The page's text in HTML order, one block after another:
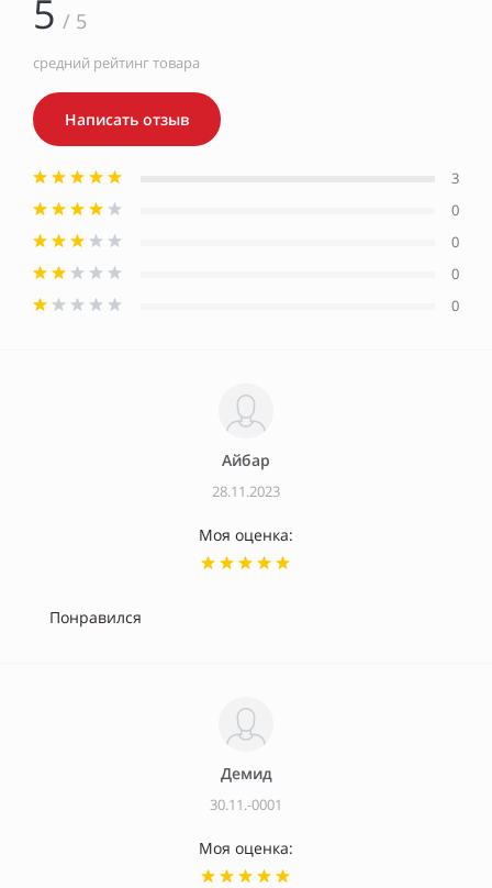
5 / 5
средний рейтинг товара
Написать отзыв
3
0
0
0
0
Айбар
28.11.2023
Моя оценка:
Понравился
Демид
30.11.-0001
Моя оценка: